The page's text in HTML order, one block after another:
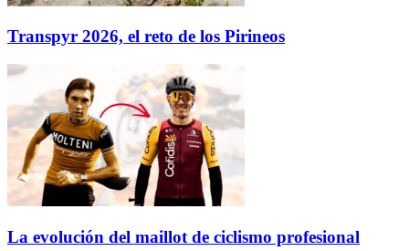
Transpyr 2026, el reto de los Pirineos
La evolución del maillot de ciclismo profesional